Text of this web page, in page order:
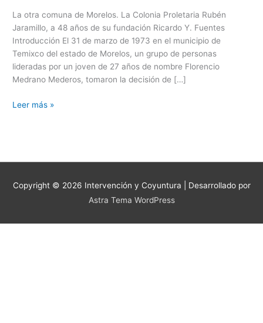
La otra comuna de Morelos. La Colonia Proletaria Rubén
Jaramillo, a 48 años de su fundación Ricardo Y. Fuentes
Introducción El 31 de marzo de 1973 en el municipio de
Temixco del estado de Morelos, un grupo de personas
lideradas por un joven de 27 años de nombre Florencio
Medrano Mederos, tomaron la decisión de […]
Colonia
Proletaria
Rubén
Jaramillo,
a
48
de
Leer más »
Copyright © 2026 Intervención y Coyuntura | Desarrollado por
Astra Tema WordPress